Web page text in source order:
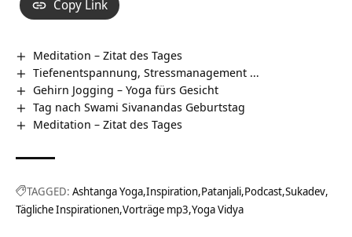
Copy Link
Meditation – Zitat des Tages
Tiefenentspannung, Stressmanagement …
Gehirn Jogging – Yoga fürs Gesicht
Tag nach Swami Sivanandas Geburtstag
Meditation – Zitat des Tages
TAGGED: Ashtanga Yoga Inspiration Patanjali Podcast Sukadev
Tägliche Inspirationen Vorträge mp3 Yoga Vidya